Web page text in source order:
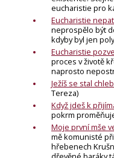
eucharistie pro
Eucharistie
neprospělo být
kdyby byl jen
Eucharistie
proces v životě
naprosto
Ježíš se stal
Tereza)
Když jdeš k
pokrm
Moje první mše
mě komunisté
hřebenech